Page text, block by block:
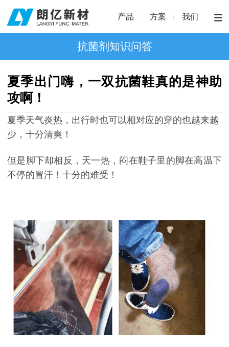
产品 方案 我们
抗菌剂知识问答
夏季出门嗨，一双抗菌鞋真的是神助
攻啊！
夏季天气炎热，出行时也可以相对应的穿的也越来越
少，十分清爽！
但是脚下却相反，天一热，闷在鞋子里的脚在高温下
不停的冒汗！十分的难受！